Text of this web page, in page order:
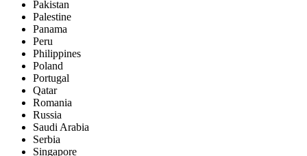
Pakistan
Palestine
Panama
Peru
Philippines
Poland
Portugal
Qatar
Romania
Russia
Saudi Arabia
Serbia
Singapore